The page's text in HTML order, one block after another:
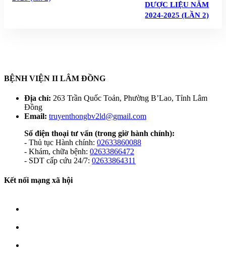
DƯỢC LIỆU NĂM
2024-2025 (LẦN 2)
BỆNH VIỆN II LÂM ĐỒNG
Địa chỉ: 263 Trần Quốc Toản, Phường B’Lao, Tỉnh Lâm
Đồng
Email: truyenthongbv2ld@gmail.com
Số điện thoại tư vấn (trong giờ hành chính):
- Thủ tục Hành chính: 02633860088
- Khám, chữa bệnh: 02633866472
- SDT cấp cứu 24/7: 02633864311
Kết nối mạng xã hội